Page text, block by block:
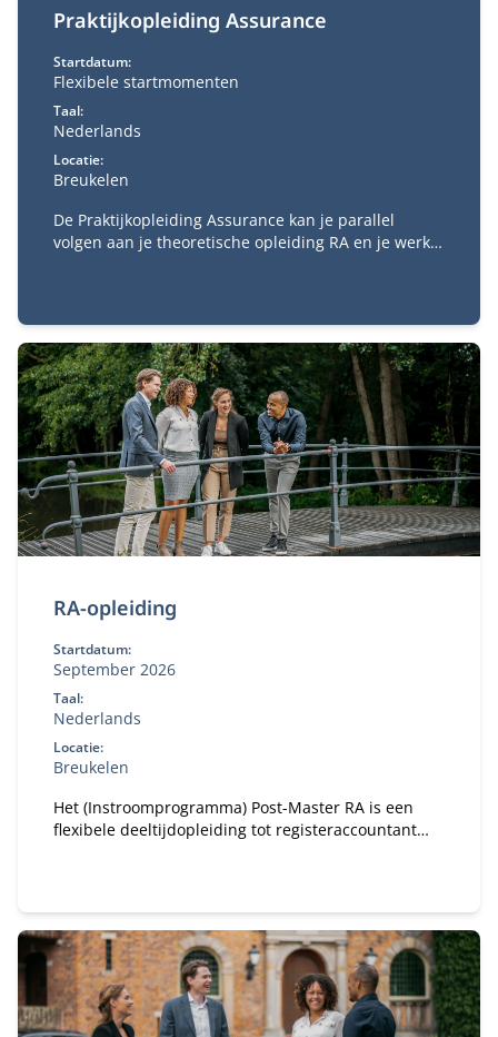
Praktijkopleiding Assurance
Startdatum:
Flexibele startmomenten
Taal:
Nederlands
Locatie:
Breukelen
De Praktijkopleiding Assurance kan je parallel
volgen aan je theoretische opleiding RA en je werk.
gaat volgen om de praktische kanten van het RA-vak
te ervaren.
RA-opleiding
Startdatum:
September 2026
Taal:
Nederlands
Locatie:
Breukelen
Het (Instroomprogramma) Post-Master RA is een
flexibele deeltijdopleiding tot registeraccountant
nodig in een financiële, economische of
bedrijfskundige richting.